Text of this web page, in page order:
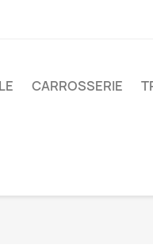
CARROSSERIE